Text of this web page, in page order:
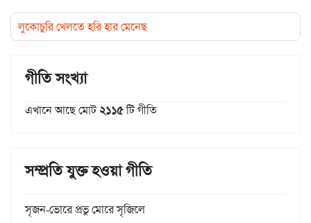
লুকোচুরি খেলতে হরি হার মেনেছ
গীতি সংখ্যা
এখানে আছে মোট২১১৫টি গীতি
সম্প্রতি যুক্ত হওয়া গীতি
সৃজন-ভোরে প্রভু মোরে সৃজিলে